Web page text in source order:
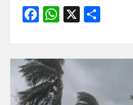
Facebook
WhatsApp
X